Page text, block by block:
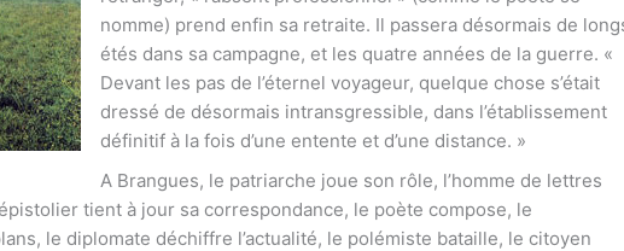
nomme) prend enfin sa retraite. Il passera désormais de
étés dans sa campagne, et les quatre années de la guerre. «
Devant les pas de l’éternel voyageur, quelque chose s’était
dressé de désormais intransgressible, dans l’établissement
définitif à la fois d’une entente et d’une distance. »
A Brangues, le patriarche joue son rôle, l’homme de lettres
tient à jour sa correspondance, le poète compose, le
le diplomate déchiffre l’actualité, le polémiste bataille, le citoyen